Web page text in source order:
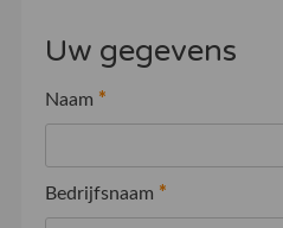
Uw gegevens
Naam *
Bedrijfsnaam *